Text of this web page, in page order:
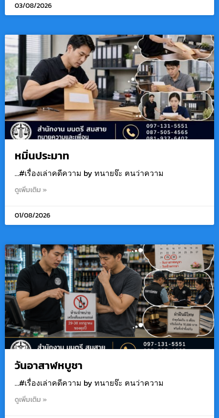
03/08/2026
หมิ่นประมาท
…#เรื่องเล่าคดีความ by ทนายจ๊ะ ฅนว่าความ
ดูเพิ่มเติม »
01/08/2026
วันอาสาฬหบูชา
…#เรื่องเล่าคดีความ by ทนายจ๊ะ ฅนว่าความ
ดูเพิ่มเติม »